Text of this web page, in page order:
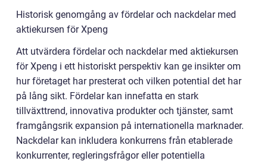
Historisk genomgång av fördelar och nackdelar med
aktiekursen för Xpeng
Att utvärdera fördelar och nackdelar med aktiekursen
för Xpeng i ett historiskt perspektiv kan ge insikter om
hur företaget har presterat och vilken potential det har
på lång sikt. Fördelar kan innefatta en stark
tillväxttrend, innovativa produkter och tjänster, samt
framgångsrik expansion på internationella marknader.
Nackdelar kan inkludera konkurrens från etablerade
konkurrenter, regleringsfrågor eller potentiella